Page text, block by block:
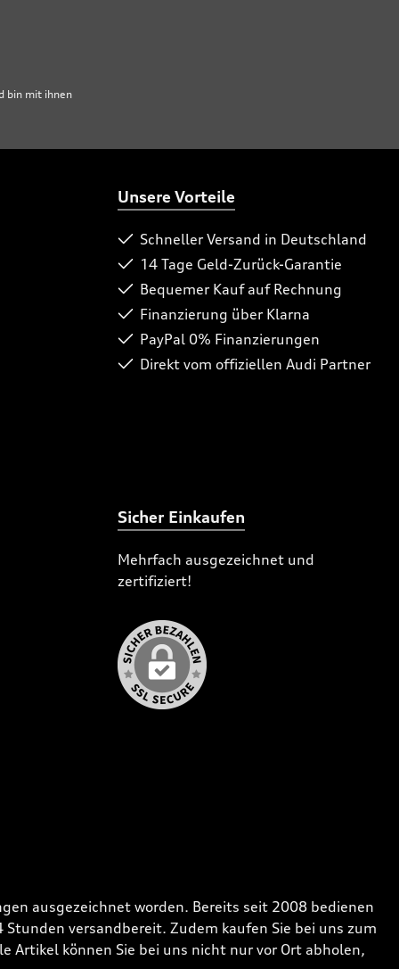
bin mit ihnen
Unsere Vorteile
Schneller Versand in Deutschland
14 Tage Geld-Zurück-Garantie
Bequemer Kauf auf Rechnung
Finanzierung über Klarna
PayPal 0% Finanzierungen
Direkt vom offiziellen Audi Partner
Sicher Einkaufen
Mehrfach ausgezeichnet und
zertifiziert!
ausgezeichnet worden. Bereits seit 2008 bedienen
versandbereit. Zudem kaufen Sie bei uns zum
Artikel können Sie bei uns nicht nur vor Ort abholen,